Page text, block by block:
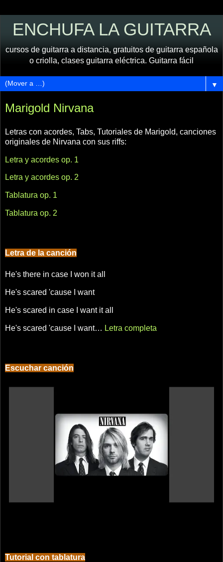
ENCHUFA LA GUITARRA
cursos de guitarra a distancia, gratuitos de guitarra española
o criolla, clases guitarra eléctrica. Guitarra fácil
▼
Marigold Nirvana
Letras con acordes, Tabs, Tutoriales de Marigold, canciones
originales de Nirvana con sus riffs:
Letra y acordes op. 1
Letra y acordes op. 2
Tablatura op. 1
Tablatura op. 2
Letra de la canción
He's there in case I won it all
He's scared 'cause I want
He's scared in case I want it all
He's scared 'cause I want… Letra completa
Escuchar canción
Tutorial con tablatura